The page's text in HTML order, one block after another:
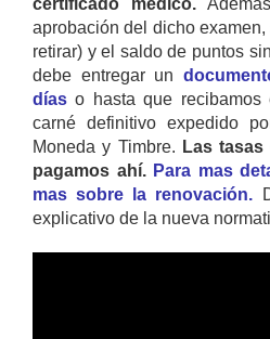
aprobación del dicho
retirar) y el saldo de puntos
debe entregar un
días o hasta que recibamos
carné definitivo expedido
Moneda y Timbre. Las
pagamos ahí. Para mas
mas sobre la renovación.
explicativo de la nueva